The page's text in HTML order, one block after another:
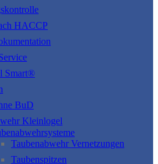
HACCP
Smart®
BuD
Kleinlogel
Taubenabwehr Vernetzungen
Taubenspitzen